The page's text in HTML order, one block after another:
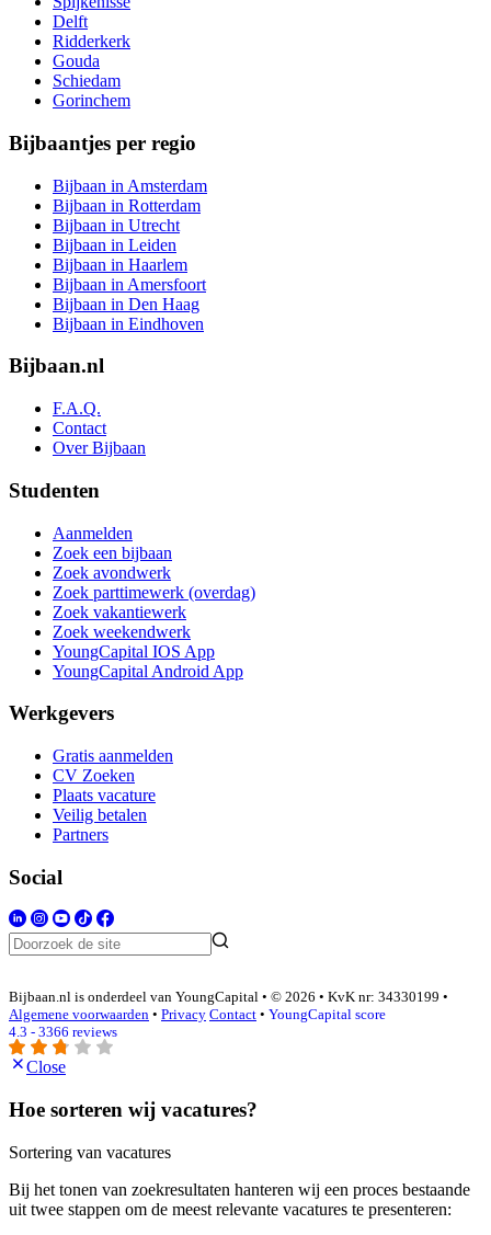
Delft
Ridderkerk
Gouda
Schiedam
Gorinchem
Bijbaantjes per regio
Bijbaan in Amsterdam
Bijbaan in Rotterdam
Bijbaan in Utrecht
Bijbaan in Leiden
Bijbaan in Haarlem
Bijbaan in Amersfoort
Bijbaan in Den Haag
Bijbaan in Eindhoven
Bijbaan.nl
F.A.Q.
Contact
Over Bijbaan
Studenten
Aanmelden
Zoek een bijbaan
Zoek avondwerk
Zoek parttimewerk (overdag)
Zoek vakantiewerk
Zoek weekendwerk
YoungCapital IOS App
YoungCapital Android App
Werkgevers
Gratis aanmelden
CV Zoeken
Plaats vacature
Veilig betalen
Partners
Social
Bijbaan.nl is onderdeel van YoungCapital • © 2026 • KvK nr: 34330199 •
Algemene voorwaarden • Privacy Contact • YoungCapital score
4.3 - 3366 reviews
Close
Hoe sorteren wij vacatures?
Sortering van vacatures
Bij het tonen van zoekresultaten hanteren wij een proces bestaande
uit twee stappen om de meest relevante vacatures te presenteren: